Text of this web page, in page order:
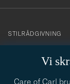
Vi
Care of Carl
STILRÅDGIVNING
STILRÅDGIVNING